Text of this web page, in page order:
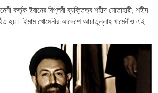
কর্তৃক ইরানের বিপ্লবী ব্যক্তিত্ব শহীদ মোতাহারী, শহীদ
হয়। ইমাম খোমেনীর আদেশে আয়াতুল্লাহ খামেনীও এই